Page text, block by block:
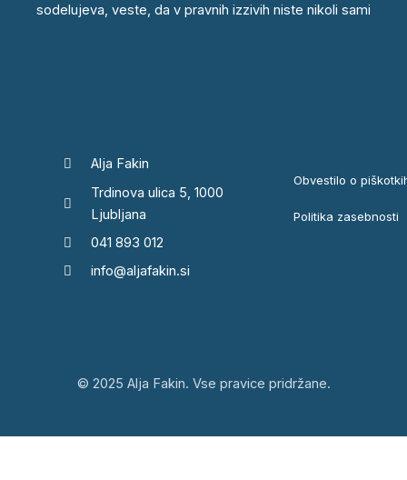
sodelujeva, veste, da v pravnih izzivih niste nikoli sami
Alja Fakin
Trdinova ulica 5, 1000
Ljubljana
041 893 012
info@aljafakin.si
Obvestilo o
Politika zasebnosti
© 2025 Alja Fakin. Vse pravice pridržane.